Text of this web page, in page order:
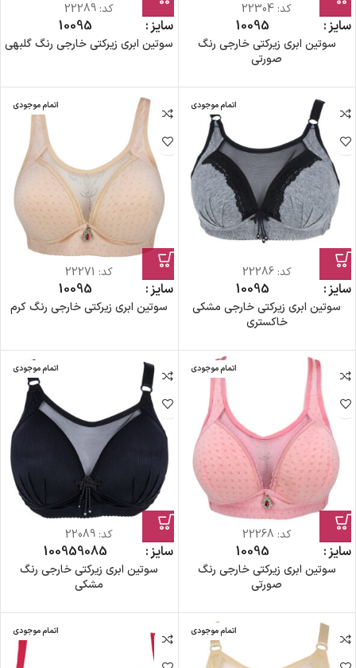
کد: 22304
سایز 95
100
سوتین ابری زیرکتی خارجی رنگ
صورتی
کد: 22289
سایز 95
100
سوتین ابری زیرکتی خارجی رنگ گلبهی
اتمام موجودی
کد:22286
سایز 95
100
سوتین ابری زیرکتی خارجی مشکی
خاکستری
اتمام موجودی
کد: 22271
سایز 95
100
سوتین ابری زیرکتی خارجی رنگ کرم
اتمام موجودی
کد: 22268
سایز 95
100
سوتین ابری زیرکتی خارجی رنگ
صورتی
اتمام موجودی
کد: 22089
سایز 85
90
95
100
سوتین ابری زیرکتی خارجی رنگ
مشکی
اتمام موجودی اتمام موجودی